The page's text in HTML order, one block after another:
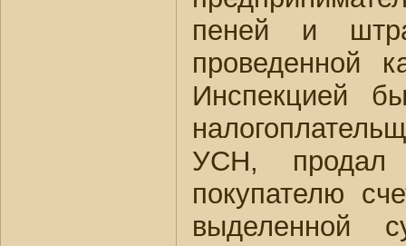
пеней и
проведенной
Инспекцией
УСН, продал
покупателю